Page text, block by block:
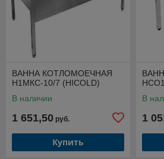
ВАННА КОТЛОМОЕЧНАЯ
Н1МКС-10/7 (HICOLD)
В наличии
1 651,50 руб.
Купить
В
1